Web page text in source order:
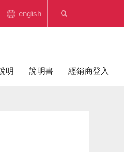
english
明 說明書 經銷商登入